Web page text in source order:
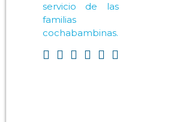
servicio de las
familias
cochabambinas.